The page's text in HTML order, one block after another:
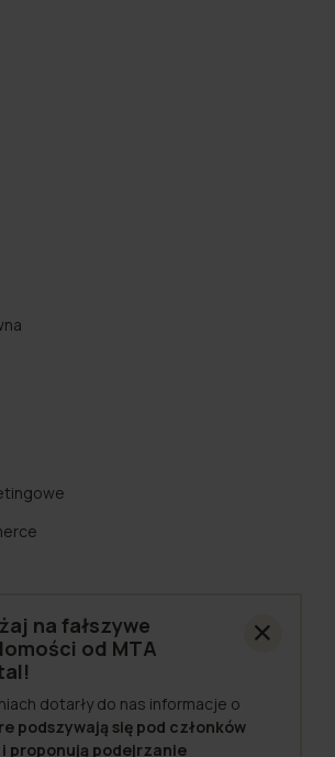
na fałszywe
od MTA
dotarły do nas informacje o
podszywają się pod członków
i proponują podejrzanie